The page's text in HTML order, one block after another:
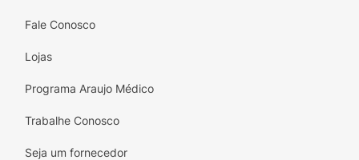
Fale Conosco
Lojas
Programa Araujo Médico
Trabalhe Conosco
Seja um fornecedor